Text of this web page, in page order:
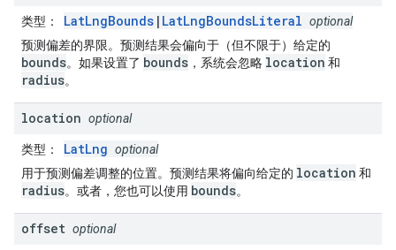
类型 ： LatLngBounds | LatLngBoundsLiteral optional
预测偏差的界限。预测结果会偏向于（但不限于）给定的
bounds。如果设置了 bounds ，系统会忽略 location 和
radius。
location optional
类型 ： LatLng optional
用于预测偏差调整的位置。预测结果将偏向给定的 location 和
radius。或者，您也可以使用 bounds。
offset optional